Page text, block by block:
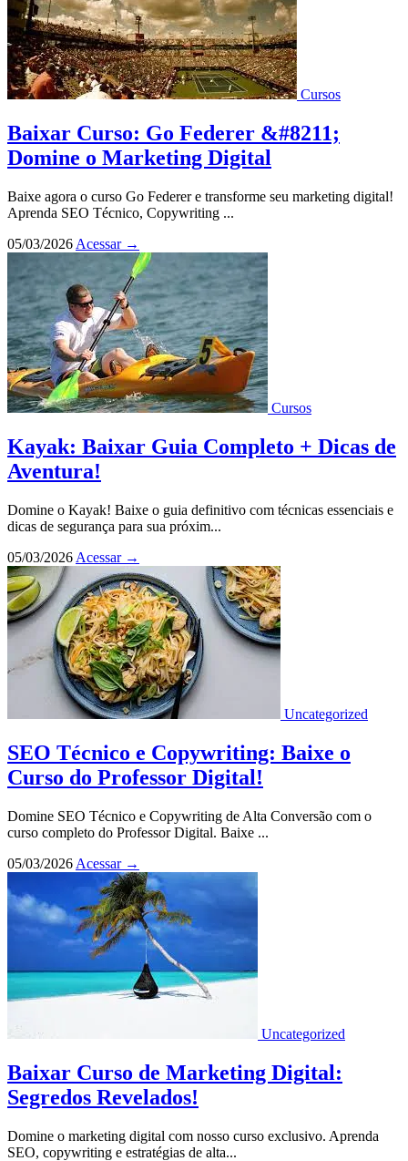
Cursos
Baixar Curso: Go Federer &#8211;
Domine o Marketing Digital
Baixe agora o curso Go Federer e transforme seu marketing digital!
Aprenda SEO Técnico, Copywriting ...
05/03/2026 Acessar →
Cursos
Kayak: Baixar Guia Completo + Dicas de
Aventura!
Domine o Kayak! Baixe o guia definitivo com técnicas essenciais e
dicas de segurança para sua próxim...
05/03/2026 Acessar →
Uncategorized
SEO Técnico e Copywriting: Baixe o
Curso do Professor Digital!
Domine SEO Técnico e Copywriting de Alta Conversão com o
curso completo do Professor Digital. Baixe ...
05/03/2026 Acessar →
Uncategorized
Baixar Curso de Marketing Digital:
Segredos Revelados!
Domine o marketing digital com nosso curso exclusivo. Aprenda
SEO, copywriting e estratégias de alta...